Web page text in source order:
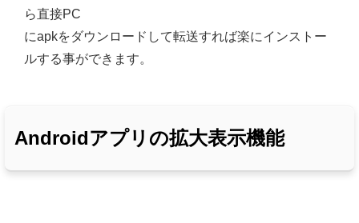
ら直接PC
にapkをダウンロードして転送すれば楽にインストー
ルする事ができます。
Androidアプリの拡大表示機能